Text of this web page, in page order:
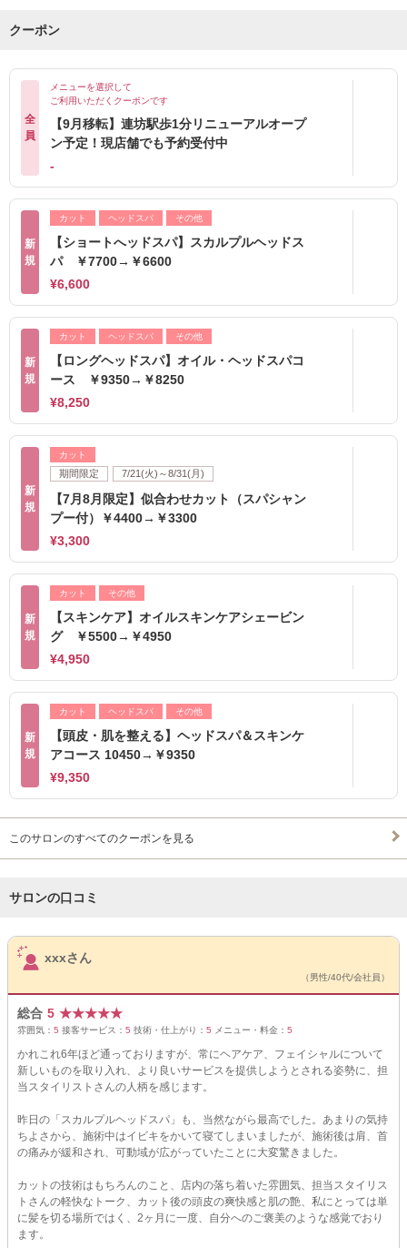
クーポン
全
員
メニューを選択して
ご利用いただくクーポンです
【9月移転】連坊駅歩1分リニューアルオープ
ン予定！現店舗でも予約受付中
-
新
規
カット ヘッドスパ その他
【ショートへッドスパ】スカルプルヘッドス
パ ￥7700→￥6600
¥6,600
新
規
カット ヘッドスパ その他
【ロングヘッドスパ】オイル・ヘッドスパコ
ース ￥9350→￥8250
¥8,250
新
規
カット
期間限定 7/21(火)～8/31(月)
【7月8月限定】似合わせカット（スパシャン
プー付）￥4400→￥3300
¥3,300
新
規
カット その他
【スキンケア】オイルスキンケアシェービン
グ ￥5500→￥4950
¥4,950
新
規
カット ヘッドスパ その他
【頭皮・肌を整える】ヘッドスパ＆スキンケ
アコース 10450→￥9350
¥9,350
このサロンのすべてのクーポンを見る
サロンの口コミ
サロンPick Up
xxxさん
（男性/40代/会社員）
総合 5 ★★★★★
雰囲気： 5 接客サービス： 5 技術・仕上がり： 5 メニュー・料金： 5
かれこれ6年ほど通っておりますが、常にヘアケア、フェイシャルについて
新しいものを取り入れ、より良いサービスを提供しようとされる姿勢に、担
当スタイリストさんの人柄を感じます。
昨日の「スカルプルヘッドスパ」も、当然ながら最高でした。あまりの気持
ちよさから、施術中はイビキをかいて寝てしまいましたが、施術後は肩、首
の痛みが緩和され、可動域が広がっていたことに大変驚きました。
カットの技術はもちろんのこと、店内の落ち着いた雰囲気、担当スタイリス
トさんの軽快なトーク、カット後の頭皮の爽快感と肌の艶、私にとっては単
に髪を切る場所ではく、2ヶ月に一度、自分へのご褒美のような感覚でおり
ます。